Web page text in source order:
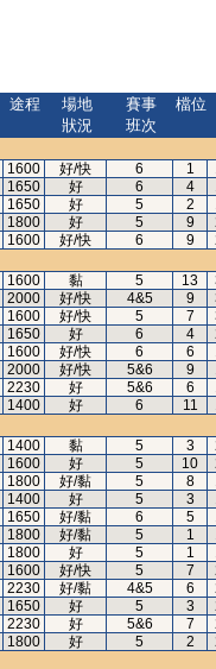
途程
場地
狀況
賽事
班次
檔位
1600 好/快 6 1
1650 好 6 4
1650 好 5 2
1800 好 5 9
1600 好/快 6 9
1600 黏 5 13
2000 好/快 4&5 9
1600 好/快 5 7
1650 好 6 4
1600 好/快 6 6
2000 好/快 5&6 9
2230 好 5&6 6
1400 好 6 11
1400 黏 5 3
1600 好 5 10
1800 好/黏 5 8
1400 好 5 3
1650 好/黏 6 5
1800 好/黏 5 1
1800 好 5 1
1600 好/快 5 7
2230 好/黏 4&5 6
1650 好 5 3
2230 好 5&6 7
1800 好 5 2